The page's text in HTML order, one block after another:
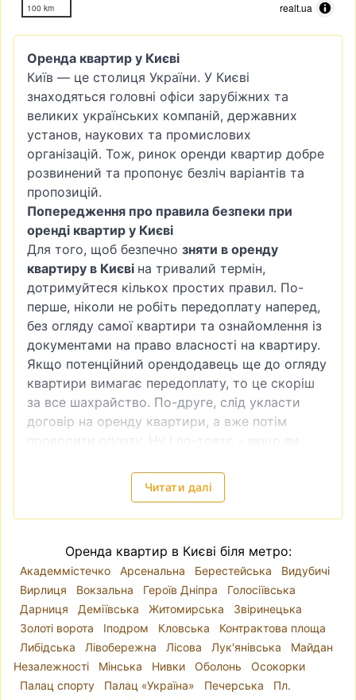
100 km realt.ua
Оренда квартир у Києві
Київ — це столиця України. У Києві
знаходяться головні офіси зарубіжних та
великих українських компаній, державних
установ, наукових та промислових
організацій. Тож, ринок оренди квартир добре
розвинений та пропонує безліч варіантів та
пропозицій.
Попередження про правила безпеки при
оренді квартир у Києві
Для того, щоб безпечно зняти в оренду
квартиру в Києві на тривалий термін,
дотримуйтеся кількох простих правил. По-
перше, ніколи не робіть передоплату наперед,
без огляду самої квартири та ознайомлення із
документами на право власності на квартиру.
Якщо потенційний орендодавець ще до огляду
квартири вимагає передоплату, то це скоріш
за все шахрайство. По-друге, слід укласти
договір на оренду квартири, а вже потім
проводити оплату. Ну і по-третє - якщо ви
то це теж зазвичай ознака шахрайства.
Зняти квартиру в Києві—локація, ціни
Київ поділений на десять районів. Річка Дніпро
Оболонський , Печерський, Подільський,
Святошинський, Солом'янський і
Шевченківський знаходяться на правому
березі, а Дарницький, Деснянський і
Дніпровський - на лівому. Проте, коли йде
мова про вибір локації для оренди квартири,
краще орієнтуватися на мікрорайони, адже
адміністративні райони часто включають у
Читати далі
Оренда квартир в Києві біля метро:
Академмістечко Арсенальна Берестейська
Видубичі
Вирлиця
Вокзальна Героїв Дніпра
Голосіївська
Дарниця
Деміївська Житомирська
Звіринецька
Золоті ворота
Іподром Кловська
Контрактова площа
Либідська
Лівобережна Лісова Лук'янівська
Майдан
Незалежності
Мінська Нивки Оболонь
Осокорки
Палац спорту
Палац «Україна» Печерська
Пл.